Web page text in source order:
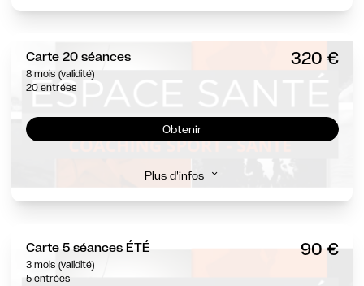
Carte 20 séances
8 mois (validité)
20 entrées
320 €
Obtenir
Plus d'infos
Carte 5 séances ÉTÉ
3 mois (validité)
5 entrées
90 €